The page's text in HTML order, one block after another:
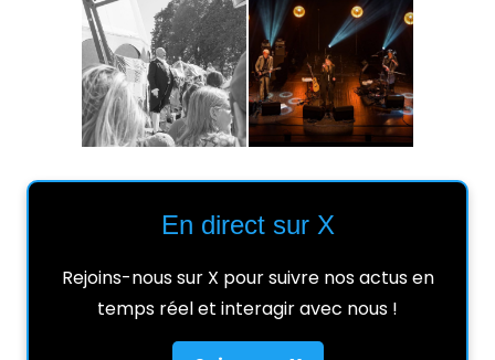
En direct sur X
Rejoins-nous sur X pour suivre nos actus en
temps réel et interagir avec nous !